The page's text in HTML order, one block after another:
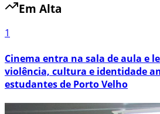
Em Alta
1
Cinema entra na sala de aula e
violência, cultura e identidade
estudantes de Porto Velho